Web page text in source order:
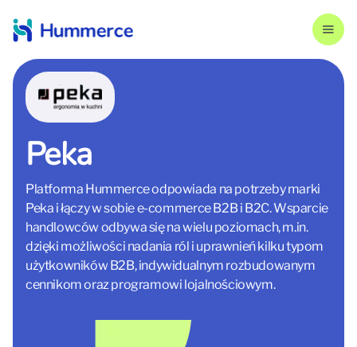
Peka
Platforma Hummerce odpowiada na potrzeby marki
Peka i łączy w sobie e-commerce B2B i B2C. Wsparcie
handlowców odbywa się na wielu poziomach, m.in.
dzięki możliwości nadania ról i uprawnień kilku typom
użytkowników B2B, indywidualnym rozbudowanym
cennikom oraz programowi lojalnościowym.